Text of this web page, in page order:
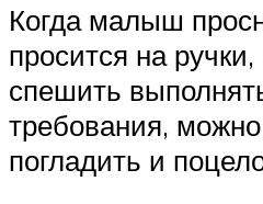
Когда малыш
просится на
спешить
требования,
погладить и